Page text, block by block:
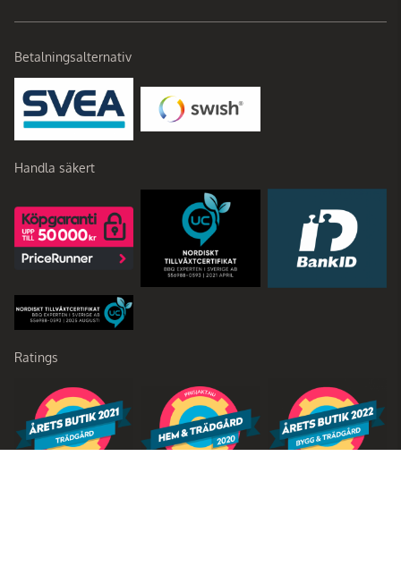
Betalningsalternativ
Handla säkert
Ratings